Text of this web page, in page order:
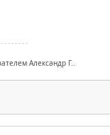
Александр Г..